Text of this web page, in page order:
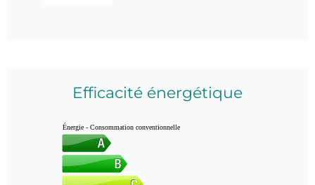
Efficacité énergétique
Énergie - Consommation conventionnelle